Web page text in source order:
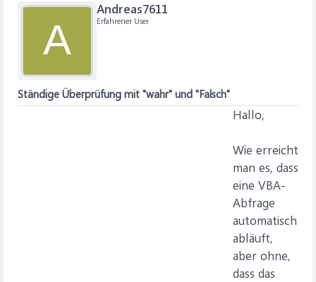
A
Andreas7611
Erfahrener User
Ständige Überprüfung mit "wahr" und "Falsch"
Hallo,
Wie erreicht
man es, dass
eine VBA-
Abfrage
automatisch
abläuft,
aber ohne,
dass das